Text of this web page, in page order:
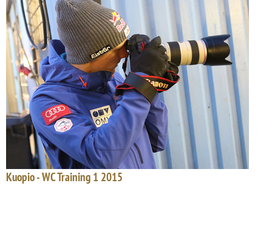
Kuopio - WC Training 1 2015